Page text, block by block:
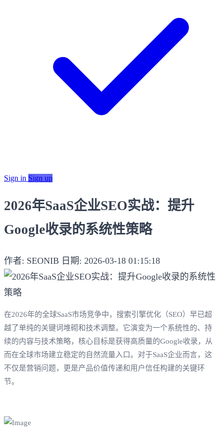
Sign in Sign up
2026年SaaS企业SEO实战：提升
Google收录的系统性策略
作者: SEONIB 日期: 2026-03-18 01:15:18
在2026年的全球SaaS市场竞争中，搜索引擎优化（SEO）早已超
越了单纯的关键词堆砌和技术调整。它演变为一个系统性的、持
续的内容与技术策略，核心目标是获得高质量的Google收录，从
而在全球市场建立稳定的自然流量入口。对于SaaS企业而言，这
不仅是营销问题，更是产品价值传递和用户信任构建的关键环
节。